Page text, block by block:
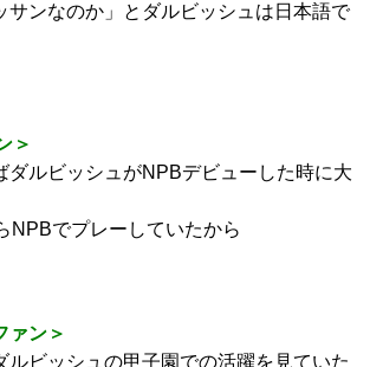
サンなのか」とダルビッシュは日本語で
＞
ルビッシュがNPBデビューした時に大
でプレーしていたから
ン＞
シュの甲子園での活躍を見ていた